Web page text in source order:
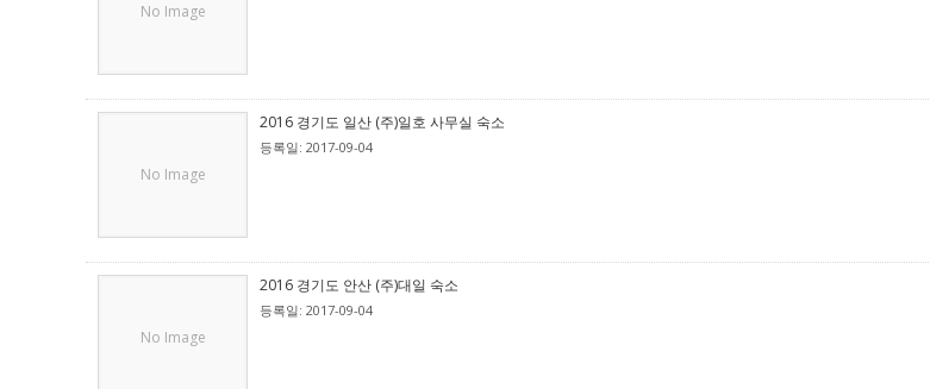
No Image
No Image
2016 경기도 일산 (주)일호 사무실 숙소
등록일: 2017-09-04
No Image
2016 경기도 안산 (주)대일 숙소
등록일: 2017-09-04